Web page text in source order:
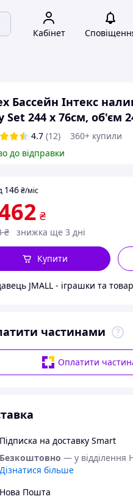
Кабінет
Бассейн Інтекс
Set 244 х 76см, об'єм
4.7 (12)
360+ купили
до відправки
146 ₴/міс
₴
₴ знижка ще 3 дні
Купити
JMALL - іграшки та
частинами
Оплатити
Підписка на доставку Smart
Безкоштовно — у відділення
Дізнатися більше
Нова Пошта